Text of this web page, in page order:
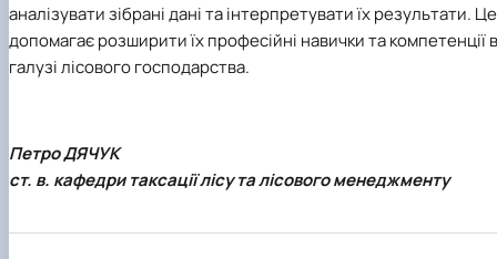
аналізувати зібрані дані та інтерпретувати їх результати. Це
допомагає розширити їх професійні навички та компетенції в
галузі лісового господарства.
Петро ДЯЧУК
ст. в. кафедри таксації лісу та лісового менеджменту